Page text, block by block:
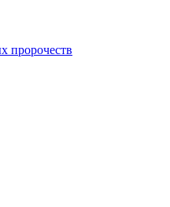
пророчеств